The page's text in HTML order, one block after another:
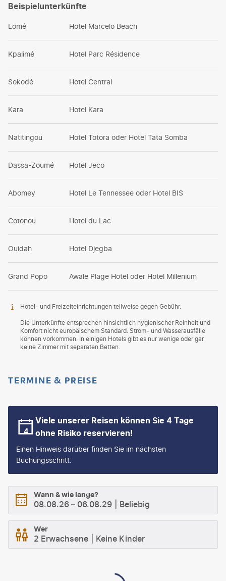
Beispielunterkünfte
Lomé Hotel Marcelo Beach
Kpalimé Hotel Parc Résidence
Sokodé Hotel Central
Kara Hotel Kara
Natitingou Hotel Totora oder Hotel Tata Somba
Dassa-Zoumé Hotel Jeco
Abomey Hotel Le Tennessee oder Hotel BIS
Cotonou Hotel du Lac
Ouidah Hotel Djegba
Grand Popo Awale Plage Hotel oder Hotel Millenium
Hotel- und Freizeiteinrichtungen teilweise gegen Gebühr.
Die Unterkünfte entsprechen hinsichtlich hygienischer Reinheit und
Komfort nicht europäischem Standard. Strom- und Wasserausfälle
können vorkommen. In einigen Hotels gibt es nur wenige oder gar
keine Zimmer mit separaten Betten.
TERMINE & PREISE
Viele unserer Reisen können Sie 4 Tage
ohne Risiko reservieren!
Einen Hinweis darüber finden Sie im nächsten
Buchungsschritt.
Wann & wie lange?
08.08.26 – 06.08.29 Beliebig
Wer
2 Erwachsene Keine Kinder